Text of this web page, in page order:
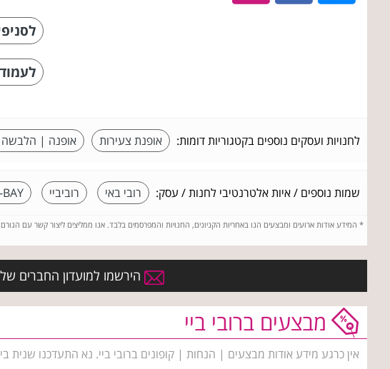
לחנויות ועסקים נוספים בקטגוריות דומות: אופנת צעירות אופנה | הלבשה
שמות נוספים / איות אלטרנטיבי לחנות / עסק: רובי באי רוביביי
* המידע אודות ארועים ומבצעים הנו באחריות הקניונים, החנויות והמפרסמים בלבד. אנו ממליצים ליצור קשר עם
הירשמו למועדון החברים של
מבצעים ברובי ביי
אין כרגע מידע אודות מבצעים | הנחות | קופונים ברובי ביי. נא התעדכנו שנית